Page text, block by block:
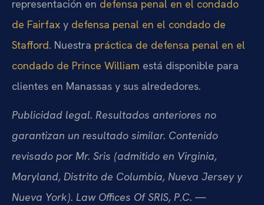
representación en defensa penal en el condado
de Fairfax y defensa penal en el condado de
Stafford. Nuestra práctica de defensa penal en el
condado de Prince William está disponible para
clientes en Manassas y sus alrededores.
Publicidad legal. Resultados anteriores no
garantizan un resultado similar. Contenido
revisado por Mr. Sris (admitido en Virginia,
Maryland, Distrito de Columbia, Nueva Jersey y
Nueva York). Law Offices Of SRIS, P.C. —